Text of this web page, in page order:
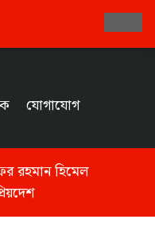
যোগাযোগ
রহমান হিমেল